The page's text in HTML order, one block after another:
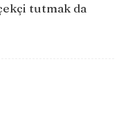
tutmak da